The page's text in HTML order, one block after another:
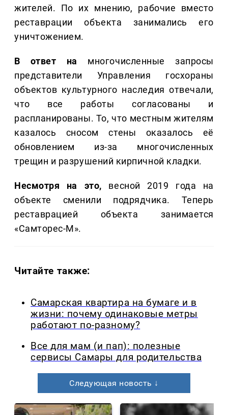
жителей. По их мнению, рабочие вместо
реставрации объекта занимались его
уничтожением.
В ответ на многочисленные запросы
представители Управления госхораны
объектов культурного наследия отвечали,
что все работы согласованы и
распланированы. То, что местным жителям
казалось сносом стены оказалось её
обновлением из-за многочисленных
трещин и разрушений кирпичной кладки.
Несмотря на это, весной 2019 года на
объекте сменили подрядчика. Теперь
реставрацией объекта занимается
«Самторес-М».
Читайте также:
Самарская квартира на бумаге и в
жизни: почему одинаковые метры
работают по-разному?
Все для мам (и пап): полезные
сервисы Самары для родительства
Следующая новость ↓